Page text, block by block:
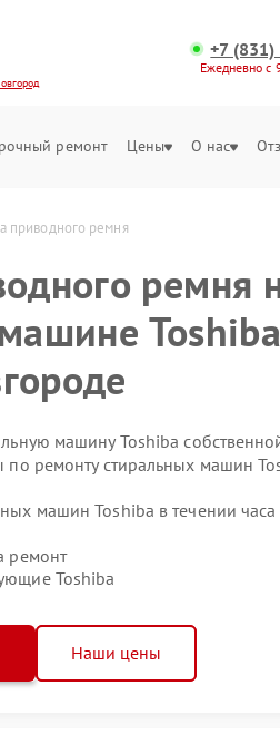
+7
Ежедневно с
ремонт Цены О нас
приводного ремня
ремня
машину Toshiba
по ремонту стиральных машин
машин Toshiba в течении часа
ремонт
Toshiba
Наши цены